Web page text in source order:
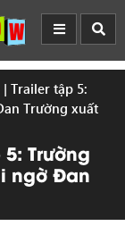
Trailer tập 5:
Trường xuất
Trường
ngờ Đan